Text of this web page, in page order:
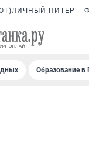
ПИТЕР
Образование в